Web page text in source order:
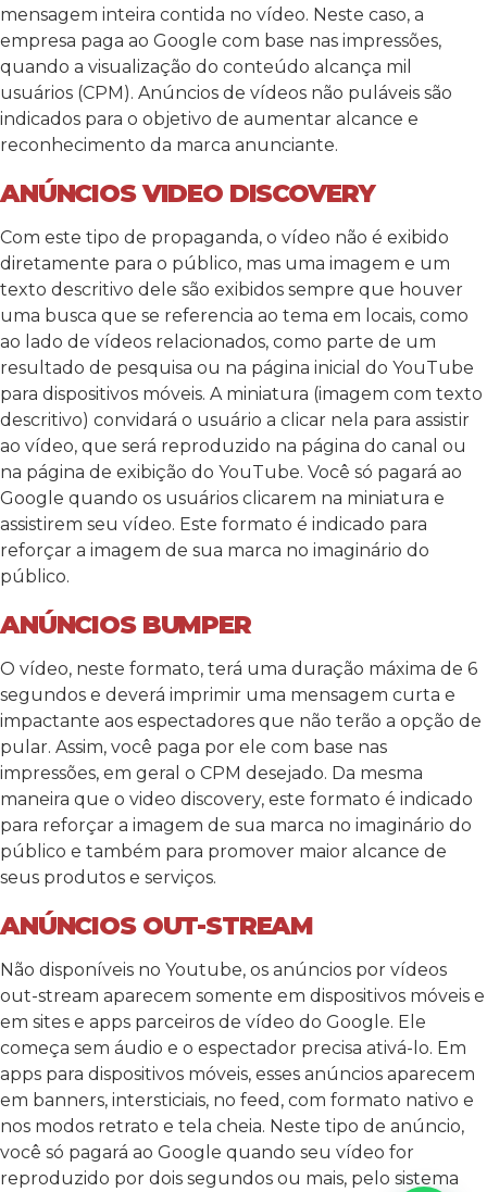
mensagem inteira contida no vídeo. Neste caso, a
empresa paga ao Google com base nas impressões,
quando a visualização do conteúdo alcança mil
usuários (CPM). Anúncios de vídeos não puláveis são
indicados para o objetivo de aumentar alcance e
reconhecimento da marca anunciante.
ANÚNCIOS VIDEO DISCOVERY
Com este tipo de propaganda, o vídeo não é exibido
diretamente para o público, mas uma imagem e um
texto descritivo dele são exibidos sempre que houver
uma busca que se referencia ao tema em locais, como
ao lado de vídeos relacionados, como parte de um
resultado de pesquisa ou na página inicial do YouTube
para dispositivos móveis. A miniatura (imagem com texto
descritivo) convidará o usuário a clicar nela para assistir
ao vídeo, que será reproduzido na página do canal ou
na página de exibição do YouTube. Você só pagará ao
Google quando os usuários clicarem na miniatura e
assistirem seu vídeo. Este formato é indicado para
reforçar a imagem de sua marca no imaginário do
público.
ANÚNCIOS BUMPER
O vídeo, neste formato, terá uma duração máxima de 6
segundos e deverá imprimir uma mensagem curta e
impactante aos espectadores que não terão a opção de
pular. Assim, você paga por ele com base nas
impressões, em geral o CPM desejado. Da mesma
maneira que o video discovery, este formato é indicado
para reforçar a imagem de sua marca no imaginário do
público e também para promover maior alcance de
seus produtos e serviços.
ANÚNCIOS OUT-STREAM
Não disponíveis no Youtube, os anúncios por vídeos
out-stream aparecem somente em dispositivos móveis e
em sites e apps parceiros de vídeo do Google. Ele
começa sem áudio e o espectador precisa ativá-lo. Em
apps para dispositivos móveis, esses anúncios aparecem
em banners, intersticiais, no feed, com formato nativo e
nos modos retrato e tela cheia. Neste tipo de anúncio,
você só pagará ao Google quando seu vídeo for
reproduzido por dois segundos ou mais, pelo sistema